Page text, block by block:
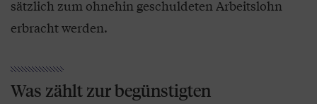
sätzlich zum ohnehin geschuldeten Arbeitslohn
erbracht werden.
Was zählt zur begünstigten